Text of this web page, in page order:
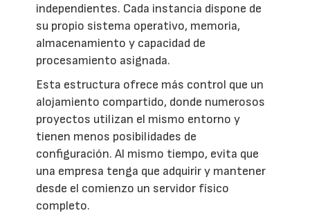
independientes. Cada instancia dispone de
su propio sistema operativo, memoria,
almacenamiento y capacidad de
procesamiento asignada.
Esta estructura ofrece más control que un
alojamiento compartido, donde numerosos
proyectos utilizan el mismo entorno y
tienen menos posibilidades de
configuración. Al mismo tiempo, evita que
una empresa tenga que adquirir y mantener
desde el comienzo un servidor físico
completo.